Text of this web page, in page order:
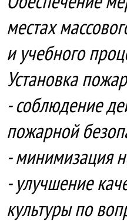
местах
и учебного
Установка
- соблюдение
пожарной
- минимизация
- улучшение
культуры по